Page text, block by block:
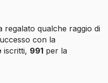
regalato qualche raggio di
con la
iscritti, 991 per la